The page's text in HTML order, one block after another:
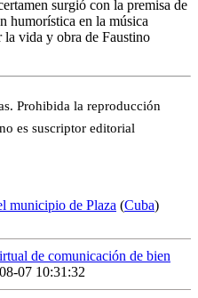
surgió con la premisa de
humorística en la música
la vida y obra de Faustino
Prohibida la reproducción
es suscriptor editorial
municipio de Plaza (Cuba)
de comunicación de bien
07 10:31:32